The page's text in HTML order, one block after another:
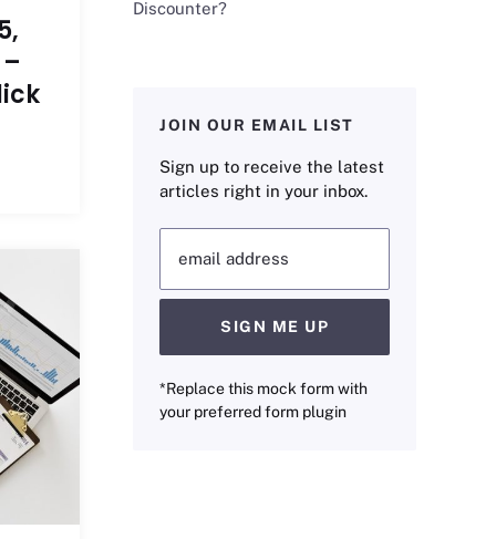
Discounter?
JOIN OUR EMAIL LIST
Sign up to receive the latest
articles right in your inbox.
email address
SIGN ME UP
*Replace this mock form with
your preferred form plugin